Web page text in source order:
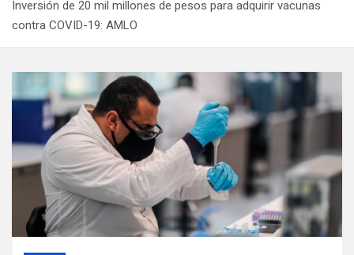
Inversión de 20 mil millones de pesos para adquirir vacunas
contra COVID-19: AMLO